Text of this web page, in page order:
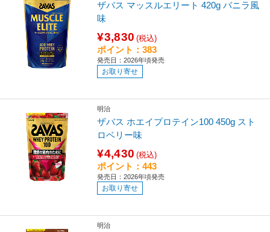
ザバス マッスルエリート 420g バニラ風
味
¥3,830 (税込)
ポイント：383
発売日：2026年頃発売
お取り寄せ
明治
ザバス ホエイプロテイン100 450g スト
ロベリー味
¥4,430 (税込)
ポイント：443
発売日：2026年頃発売
お取り寄せ
明治